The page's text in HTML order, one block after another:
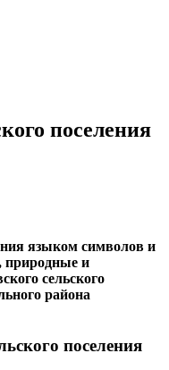
поселения
языком символов и
природные и
сельского
района
поселения